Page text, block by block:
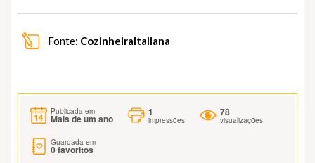
Fonte: CozinheiraItaliana
Publicada em
Mais de um ano
1
impressões
78
visualizações
Guardada em
0favoritos